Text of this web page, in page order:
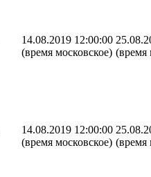
14.08.2019 12:00:00
(время московское) (время
14.08.2019 12:00:00
(время московское) (время